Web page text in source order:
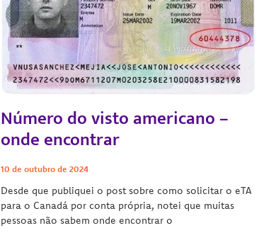
Número do visto americano –
onde encontrar
10 de outubro de 2024
Desde que publiquei o post sobre como solicitar o eTA
para o Canadá por conta própria, notei que muitas
pessoas não sabem onde encontrar o